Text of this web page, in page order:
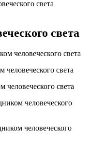
света
света